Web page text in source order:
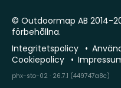
© Outdoormap AB 2014-
förbehållna.
Integritetspolicy
Cookiepolicy
phx-sto-02 · 26.7.1 (449747a8c)